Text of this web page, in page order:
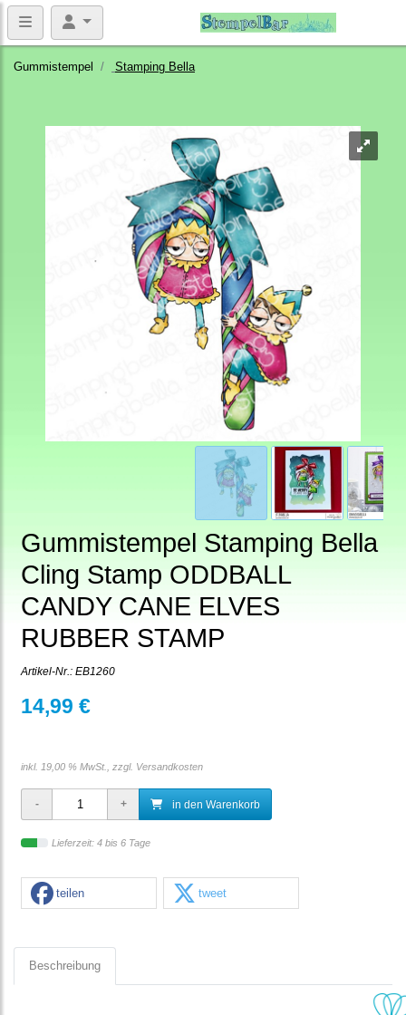
Gummistempel Stamping Bella
Gummistempel Stamping Bella
Cling Stamp ODDBALL
CANDY CANE ELVES
RUBBER STAMP
Artikel-Nr.: EB1260
14,99 €
inkl. 19,00 % MwSt., zzgl. Versandkosten
in den Warenkorb
Lieferzeit: 4 bis 6 Tage
teilen tweet
Beschreibung